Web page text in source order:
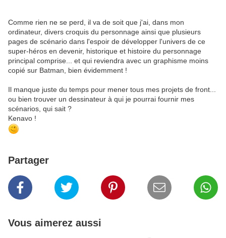
Comme rien ne se perd, il va de soit que j'ai, dans mon
ordinateur, divers croquis du personnage ainsi que plusieurs
pages de scénario dans l'espoir de développer l'univers de ce
super-héros en devenir, historique et histoire du personnage
principal comprise... et qui reviendra avec un graphisme moins
copié sur Batman, bien évidemment !
Il manque juste du temps pour mener tous mes projets de front...
ou bien trouver un dessinateur à qui je pourrai fournir mes
scénarios, qui sait ?
Kenavo !
Partager
Vous aimerez aussi